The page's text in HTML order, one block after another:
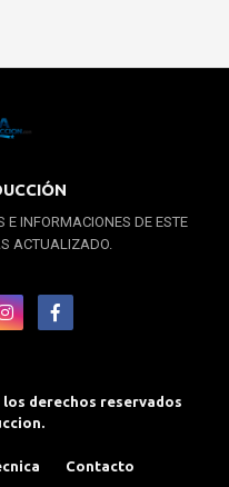
INFORMACIONES DE ESTE
ACTUALIZADO.
los derechos reservados
Contacto